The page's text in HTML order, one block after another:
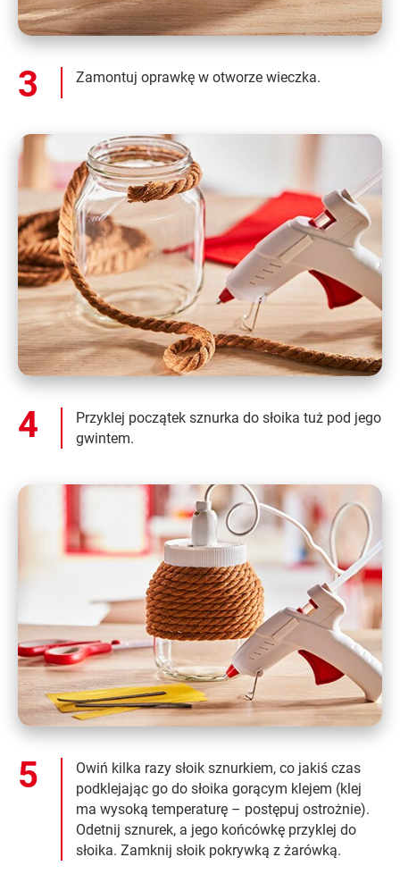
Zamontuj oprawkę w otworze wieczka.
Przyklej początek sznurka do słoika tuż pod jego
gwintem.
Owiń kilka razy słoik sznurkiem, co jakiś czas
podklejając go do słoika gorącym klejem (klej
ma wysoką temperaturę – postępuj ostrożnie).
Odetnij sznurek, a jego końcówkę przyklej do
słoika. Zamknij słoik pokrywką z żarówką.